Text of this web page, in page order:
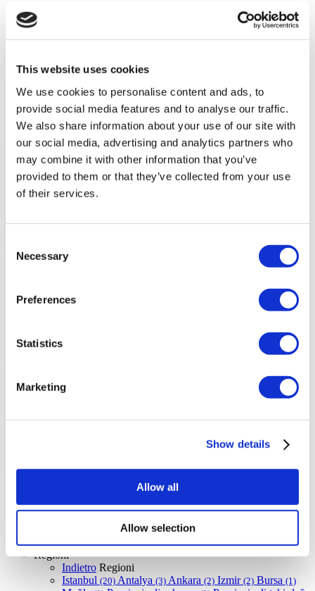
This website uses cookies
We use cookies to personalise content and ads, to
provide social media features and to analyse our traffic.
We also share information about your use of our site with
our social media, advertising and analytics partners who
may combine it with other information that you’ve
provided to them or that they’ve collected from your use
of their services.
Selection
Necessary
Preferences
Statistics
Marketing
Show details
Allow all
Allow selection
Storia del paziente
FILTRO Pulisci Tutto
Destinazioni
Turchia(31)
Regioni
Indietro Regioni
Istanbul (20) Antalya (3) Ankara (2) Izmir (2) Bursa (1)